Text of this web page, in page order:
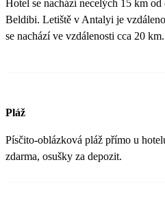
Hotel se nachází necelých 15 km
Beldibi. Letiště v Antalyi je
se nachází ve vzdálenosti cca 20 km.
Pláž
Písčito-oblázková pláž přímo u
zdarma, osušky za depozit.